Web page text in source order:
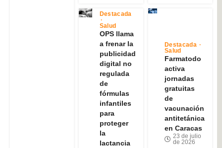
Destacada
Salud
OPS llama
a frenar la
publicidad
digital no
regulada
de
fórmulas
infantiles
para
proteger
la
lactancia
Destacada
Salud
Farmatodo
activa
jornadas
gratuitas
de
vacunación
antitetánica
en Caracas
23 de julio
de 2026